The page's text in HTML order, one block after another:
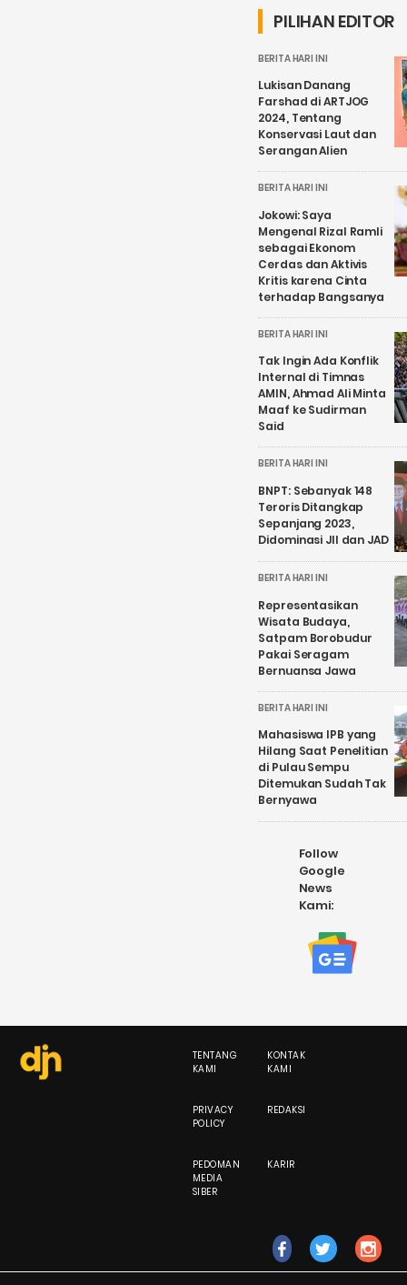
PILIHAN EDITOR
BERITA HARI INI
Lukisan Danang
Farshad di ARTJOG
2024, Tentang
Konservasi Laut dan
Serangan Alien
BERITA HARI INI
Jokowi: Saya
Mengenal Rizal Ramli
sebagai Ekonom
Cerdas dan Aktivis
Kritis karena Cinta
terhadap Bangsanya
BERITA HARI INI
Tak Ingin Ada Konflik
Internal di Timnas
AMIN, Ahmad Ali Minta
Maaf ke Sudirman
Said
BERITA HARI INI
BNPT: Sebanyak 148
Teroris Ditangkap
Sepanjang 2023,
Didominasi JII dan JAD
BERITA HARI INI
Representasikan
Wisata Budaya,
Satpam Borobudur
Pakai Seragam
Bernuansa Jawa
BERITA HARI INI
Mahasiswa IPB yang
Hilang Saat Penelitian
di Pulau Sempu
Ditemukan Sudah Tak
Bernyawa
Follow
Google
News
Kami:
TENTANG
KAMI
KONTAK
KAMI
PRIVACY
POLICY
REDAKSI
PEDOMAN
MEDIA
SIBER
KARIR